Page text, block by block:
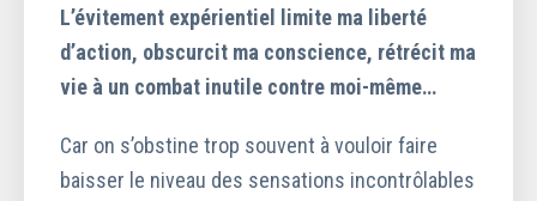
L’évitement expérientiel limite ma liberté
d’action, obscurcit ma conscience, rétrécit ma
vie à un combat inutile contre moi-même…
Car on s’obstine trop souvent à vouloir faire
baisser le niveau des sensations incontrôlables